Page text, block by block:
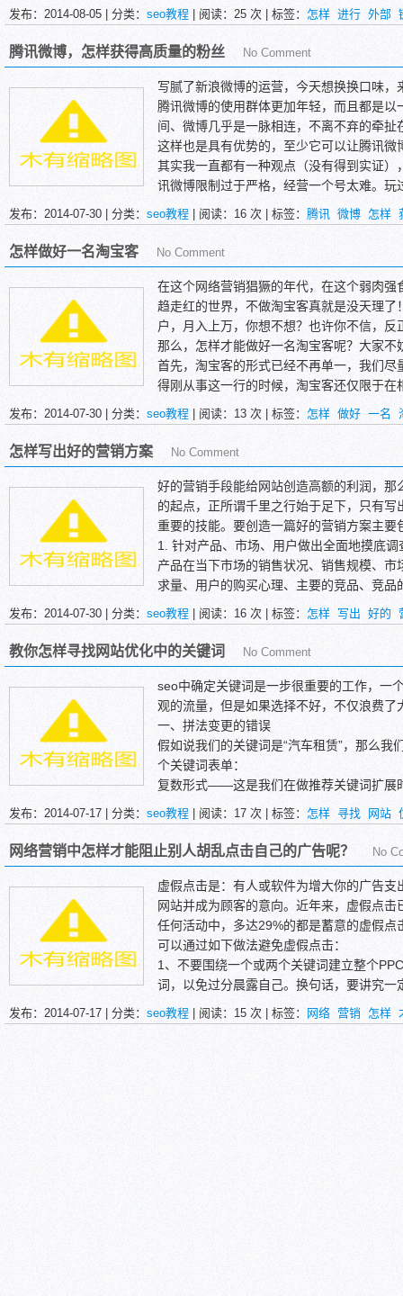
发布：2014-08-05 | 分类： seo教程 | 阅读： 25 次 | 标签： 怎样 进行 外部
腾讯微博，怎样获得高质量的粉丝 No Comment
写腻了新浪微博的运营，今天想换换口味
腾讯微博的使用群体更加年轻，而且都是
间、微博几乎是一脉相连，不离不弃的牵
这样也是具有优势的，至少它可以让腾讯微
其实我一直都有一种观点（没有得到实证
讯微博限制过于严格，经营一个号太难。
很简单的，而且铺天盖地卖粉丝的广告也
腾讯加粉的限制很多，而且掉粉现象严重
发布：2014-07-30 | 分类： seo教程 | 阅读： 16 次 | 标签： 腾讯 微博 怎样
怎样做好一名淘宝客 No Comment
在这个网络营销猖獗的年代，在这个弱肉
趋走红的世界，不做淘宝客真就是没天理
户，月入上万，你想不想？也许你不信，
那么，怎样才能做好一名淘宝客呢？大家不
首先，淘宝客的形式已经不再单一，我们
得刚从事这一行的时候，淘宝客还仅限于
广，这种几率就像QQ群推广一样，最后的
禁了，伴随着微博、博客等平台的兴起，淘
发布：2014-07-30 | 分类： seo教程 | 阅读： 13 次 | 标签： 怎样 做好 一名
怎样写出好的营销方案 No Comment
好的营销手段能给网站创造高额的利润，
的起点，正所谓千里之行始于足下，只有
重要的技能。要创造一篇好的营销方案主要
1. 针对产品、市场、用户做出全面地摸底
产品在当下市场的销售状况、销售规模、
求量、用户的购买心理、主要的竞品、竞
的优势等等等等，这一系列的问题我们都
发布：2014-07-30 | 分类： seo教程 | 阅读： 16 次 | 标签： 怎样 写出 好的
教你怎样寻找网站优化中的关键词 No Comment
seo中确定关键词是一步很重要的工作，一
观的流量，但是如果选择不好，不仅浪费了
一、拼法变更的错误
假如说我们的关键词是“汽车租赁”，那么我
个关键词表单：
复数形式——这是我们在做推荐关键词扩展
把 “大量汽车租赁”放入到我们的关键字表单
连字符——也有许多特别的用户搜索时会使
上连子符“汽车-租赁。
发布：2014-07-17 | 分类： seo教程 | 阅读： 17 次 | 标签： 怎样 寻找 网站
网络营销中怎样才能阻止别人胡乱点击自己的广告呢？ No
虚假点击是：有人或软件为增大你的广告
网站并成为顾客的意向。近年来，虚假点
任何活动中，多达29%的都是蓄意的虚假点
可以通过如下做法避免虚假点击：
1、不要围绕一个或两个关键词建立整个
词，以免过分晨露自己。换句话，要讲究
2、密切注意。密切关注你的广告活动，并
如果在通常情况下，500美元的PPC预算资
发布：2014-07-17 | 分类： seo教程 | 阅读： 15 次 | 标签： 网络 营销 怎样